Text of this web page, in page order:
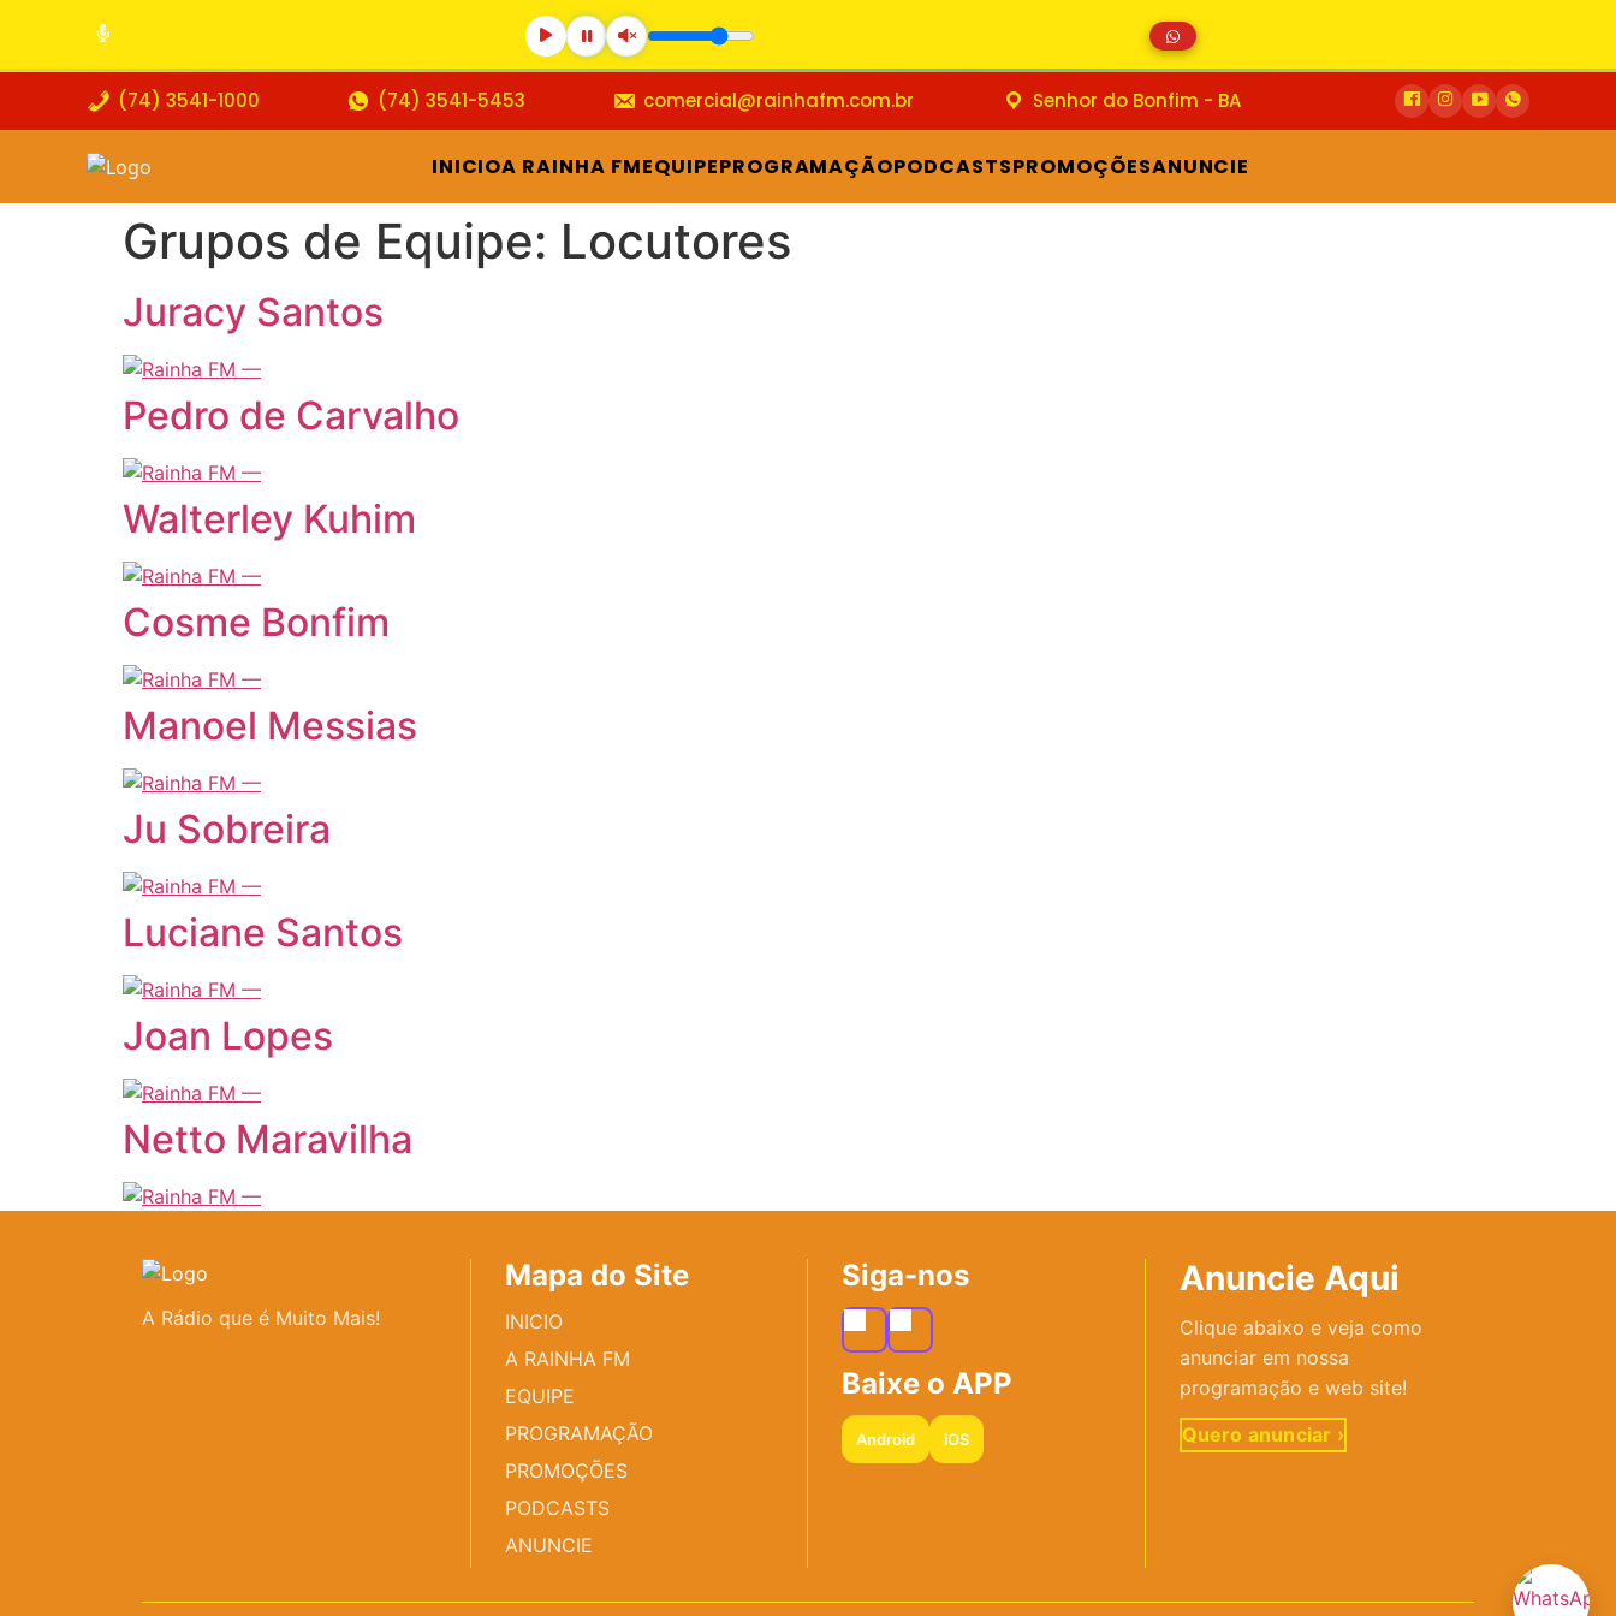
(74) 3541-1000 (74) 3541-5453 comercial@rainhafm.com.br Senhor do Bonfim - BA
INICIOA RAINHA FMEQUIPEPROGRAMAÇÃOPODCASTSPROMOÇÕESANUNCIE
Grupos de Equipe: Locutores
Juracy Santos
Pedro de Carvalho
Walterley Kuhim
Cosme Bonfim
Manoel Messias
Ju Sobreira
Luciane Santos
Joan Lopes
Netto Maravilha
A Rádio que é Muito Mais!
Mapa do Site
INICIO
A RAINHA FM
EQUIPE
PROGRAMAÇÃO
PROMOÇÕES
PODCASTS
ANUNCIE
Siga-nos
Baixe o APP
Android iOS
Anuncie Aqui
Clique abaixo e veja como
anunciar em nossa
programação e web site!
Quero anunciar ›